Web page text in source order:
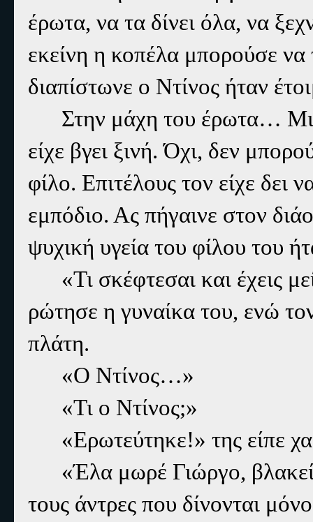
έρωτα, να τα δίνει όλα, να
εκείνη η κοπέλα μπορούσε να
διαπίστωνε ο Ντίνος ήταν
Στην μάχη του έρωτα…
είχε βγει ξινή. Όχι, δεν
φίλο. Επιτέλους τον είχε δει
εμπόδιο. Ας πήγαινε στον
ψυχική υγεία του φίλου του
«Τι σκέφτεσαι και έχεις
ρώτησε η γυναίκα του, ενώ
πλάτη.
«Ο Ντίνος…»
«Τι ο Ντίνος;»
«Ερωτεύτηκε!» της είπε
«Έλα μωρέ Γιώργο,
τους άντρες που δίνονται